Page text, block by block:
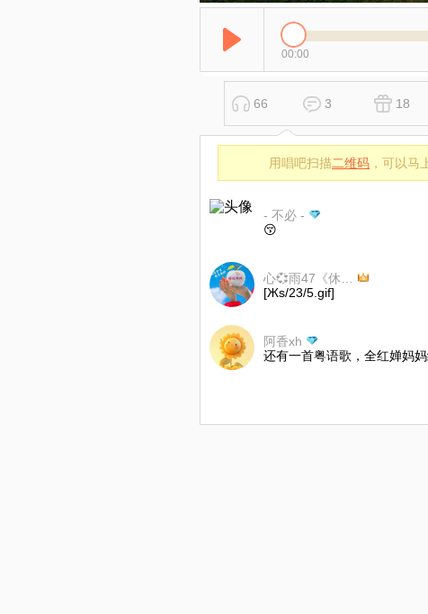
00:00
66 3 18
用唱吧扫描二维码 ，可以马
- 不必 -
😚
[Жs/23/5.gif]
阿香xh
还有一首粤语歌，全红婵妈